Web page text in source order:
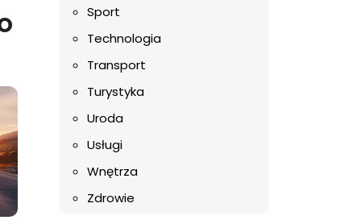
Sport
Technologia
Transport
Turystyka
Uroda
Usługi
Wnętrza
Zdrowie